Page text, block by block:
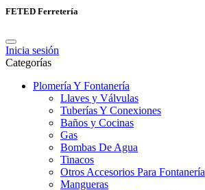
FETED Ferretería
Inicia sesión
Categorías
Plomería Y Fontanería
Llaves y Válvulas
Tuberías Y Conexiones
Baños y Cocinas
Gas
Bombas De Agua
Tinacos
Otros Accesorios Para Fontanería
Mangueras